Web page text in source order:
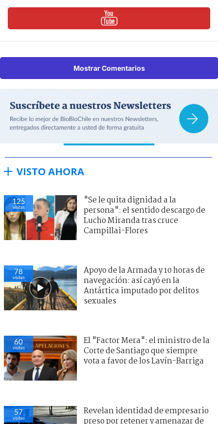
Mostrar Comentarios
VISTO AHORA
125
visitas
"Se le quita dignidad a la
persona": el sentido descargo de
Lucho Miranda tras cruce
Campillai-Flores
78
visitas
Apoyo de la Armada y 10 horas de
navegación: así cayó en la
Antártica imputado por delitos
sexuales
60
visitas
El "Factor Mera": el ministro de la
Corte de Santiago que siempre
vota a favor de los Lavín-Barriga
57
visitas
Revelan identidad de empresario
preso por retener y amenazar de